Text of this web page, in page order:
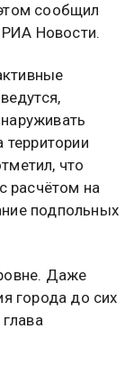
сообщил
Новости.
что
расчётом на
подпольных
Даже
города до сих